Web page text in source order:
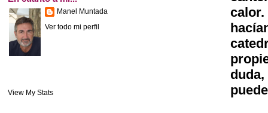
Manel Muntada
Ver todo mi perfil
View My Stats